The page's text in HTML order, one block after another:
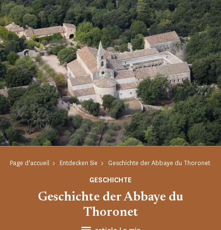
Page d'accueil Entdecken Sie Geschichte der Abbaye du Thoronet
GESCHICHTE
Geschichte der Abbaye du
Thoronet